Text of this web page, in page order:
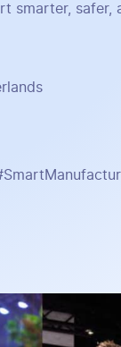
smarter, safer,